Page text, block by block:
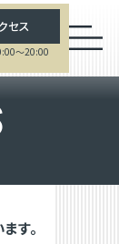
セス
～20:00
す。